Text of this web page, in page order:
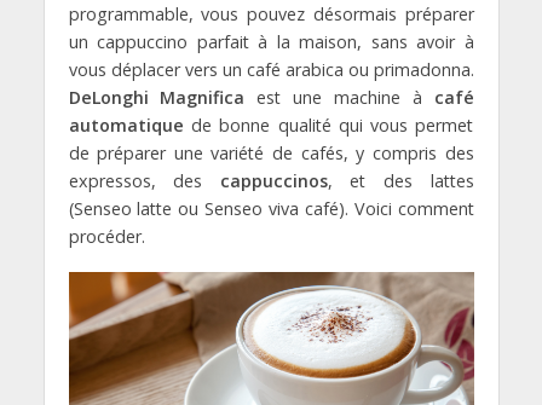
programmable, vous pouvez désormais préparer
un cappuccino parfait à la maison, sans avoir à
vous déplacer vers un café arabica ou primadonna.
DeLonghi Magnifica est une machine à café
automatique de bonne qualité qui vous permet
de préparer une variété de cafés, y compris des
expressos, des cappuccinos, et des lattes
(Senseo latte ou Senseo viva café). Voici comment
procéder.